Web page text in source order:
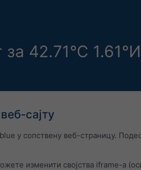
42.71°С 1.61°И
сајту
у сопствену веб-страницу.
изменити својства iframe-а